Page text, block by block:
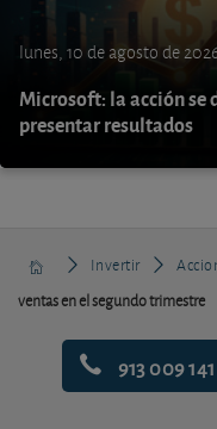
lunes, 10 de agosto de
Microsoft: la acción se
presentar resultados
Invertir
ventas en el segundo trimestre
913 009 141